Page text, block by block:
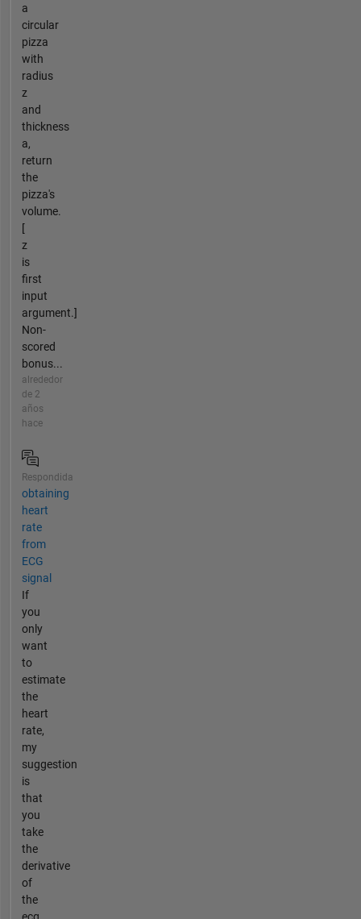
a
circular
pizza
with
radius
z
and
thickness
a,
return
the
pizza's
volume.
[
z
is
first
input
argument.]
Non-
scored
bonus...
alrededor
de 2
años
hace
Respondida
obtaining
heart
rate
from
ECG
signal
If
you
only
want
to
estimate
the
heart
rate,
my
suggestion
is
that
you
take
the
derivative
of
the
ecg